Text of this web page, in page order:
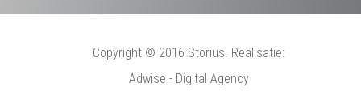
Copyright © 2016 Storius. Realisatie:
Adwise - Digital Agency